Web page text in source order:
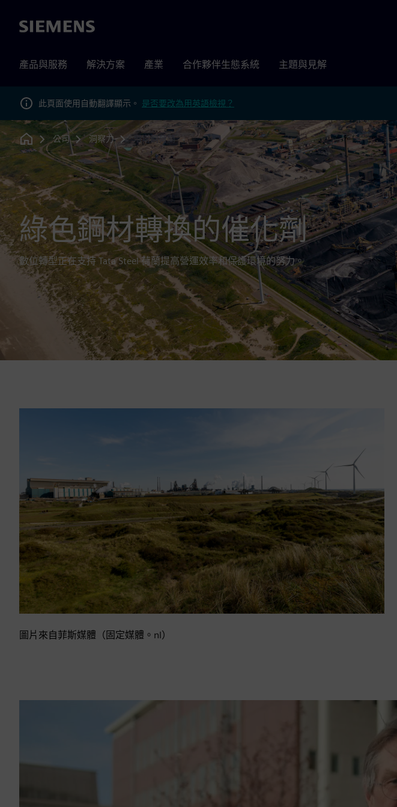
Siemens
產品與服務 解決方案 產業 合作夥伴生態系統 主題與見解
此頁面使用自動翻譯顯示。 是否要改為用英語檢視？
Home
公司 洞察力 塔塔鋼荷蘭
綠色鋼材轉換的催化劑
數位轉型正在支持 Tata Steel 荷蘭提高營運效率和保護環境的努力。
圖片來自菲斯媒體（固定媒體。nl）